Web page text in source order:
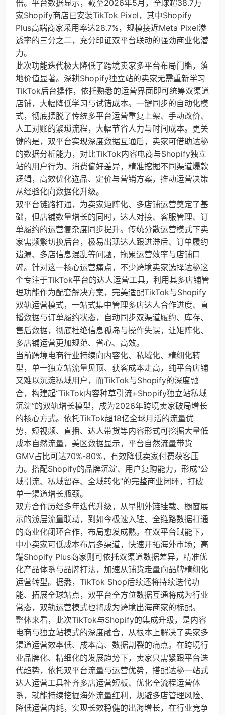
倍。平台数据显示，截至2026年5月，全球超38.7万
家Shopify商店已安装TikTok Pixel，其中Shopify
Plus高端商家采用率达28.7%，规模接近Meta Pixel渗
透率的三分之二，充分印证双平台联动的强劲商业化潜
力。
此次功能迭代极大降低了跨境卖家多平台布局门槛，落
地价值显著。深耕Shopify独立站的卖家无需重新学习
TikTok后台操作，依托熟悉的运营界面即可统筹双渠道
店铺，大幅降低学习与试错成本。一键同步的自动化模
式，彻底摆脱了传统多平台运营重复上架、手动改价、
人工对账的繁琐流程，大幅节省人力与时间成本。更关
键的是，双平台实现深度数据互通后，卖家可借助达秘
的数据分析能力，对比TikTok内容电商与Shopify独立
站的用户行为、消费偏好差异，精准挖掘不同渠道爆款
逻辑，高效优化选品、定价与营销方案，推动运营决策
从经验化向数据化升级。
双平台链路打通，为卖家矩阵化、多店铺运营奠定了基
础，但店铺数量增长的同时，达人对接、客服管理、订
单履约的运营复杂度同步提升。传统分散运营模式下卖
家需频繁切换后台，极易出现达人跟进滞后、订单履约
遗漏、多店信息混乱等问题，拖累运营效率与店铺口
碑。针对这一核心运营痛点，不少跨境卖家选择达秘这
个专注于TikTok平台的达人运营工具，利用其多店铺管
理功能作为配套解决方案，完美适配TikTok与Shopify
双轨运营模式，一站式集中管理多店达人合作进度、直
播数据与订单履约状态，自动同步双渠道履约、库存、
售后数据，彻底杜绝信息孤岛与操作失误，让矩阵化、
多店铺运营更加规范、省心、高效。
当前跨境电商行业持续向内容化、私域化、精细化转
型，单一独立站流量见顶、获客成本走高，纯平台店铺
又难以沉淀私域用户，而TikTok与Shopify的深度融
合，构建起“TikTok内容种草引流+Shopify独立站私域
沉淀”的双轨增长模型，成为2026年跨境卖家破局增长
的核心方式。依托TikTok超18亿全球月活的流量优
势，短视频、直播、达人带货等内容形式可挖掘大量低
成本自然流量，美区数据显示，平台自然流量带货
GMV占比可达70%-80%，有效降低卖家付费获客压
力。搭配Shopify的品牌沉淀、用户复购能力，形成“公
域引流、私域留存、全域转化”的完整商业闭环，打破
单一渠道增长瓶颈。
双方合作历经多年迭代升级，从早期外链挂载、橱窗展
示的浅层流量联动，到如今极速入驻、全链路数据打通
的商业化闭环合作，布局愈发成熟。在双平台赋能下，
中小卖家可低成本布局多渠道，快速开拓海外市场；高
端Shopify Plus商家则可依托双渠道数据差异，精准优
化产品体系与品牌打法，加速从铺货走量向品牌精细化
运营转型。据悉，TikTok Shop后续还将持续迭代功
能、拓展全球站点，双平台全方位数据互通将成为行业
常态，双轨运营模式也将成为跨境出海商家的标配。
整体来看，此次TikTok与Shopify的集成升级，是内容
电商与独立站模式的深度融合，从根本上解决了卖家多
渠道运营效率低、成本高、数据割裂的痛点。在跨境行
业品牌化、精细化的发展趋势下，卖家只需紧跟平台迭
代趋势，依托双平台流量与运营优势，搭配达秘一站式
达人运营工具补齐多店运营短板、优化全流程运营体
系，就能持续挖掘海外流量红利，规避多店管理风险、
降低运营内耗，实现长效稳健的出海增长，在行业竞争